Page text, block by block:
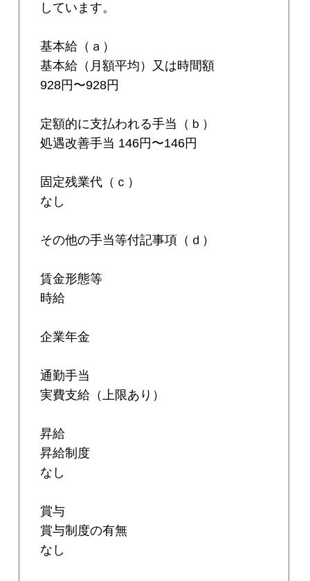
しています。
基本給（ａ）
基本給（月額平均）又は時間額
928円〜928円
定額的に支払われる手当（ｂ）
処遇改善手当 146円〜146円
固定残業代（ｃ）
なし
その他の手当等付記事項（ｄ）
賃金形態等
時給
企業年金
通勤手当
実費支給（上限あり）
昇給
昇給制度
なし
賞与
賞与制度の有無
なし